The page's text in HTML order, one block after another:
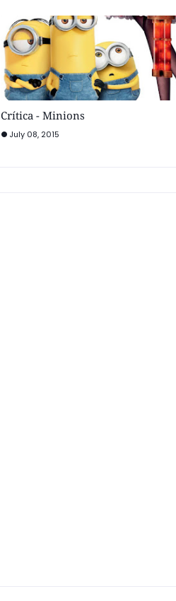
Crítica - Minions
July 08, 2015